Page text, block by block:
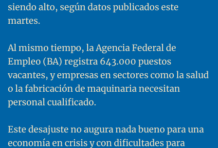
siendo alto, según datos publicados este
martes.
Al mismo tiempo, la Agencia Federal de
Empleo (BA) registra 643.000 puestos
vacantes, y empresas en sectores como la salud
o la fabricación de maquinaria necesitan
personal cualificado.
Este desajuste no augura nada bueno para una
economía en crisis y con dificultades para